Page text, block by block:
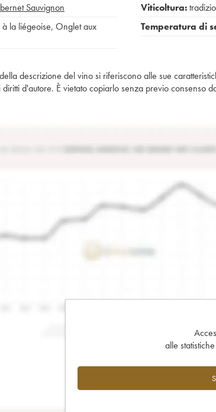
Sauvignon
à la liégeoise, Onglet aux
Viticoltura:
Temperatura di
descrizione del vino si riferiscono alle sue
d'autore. È vietato copiarlo senza previo consenso
alle